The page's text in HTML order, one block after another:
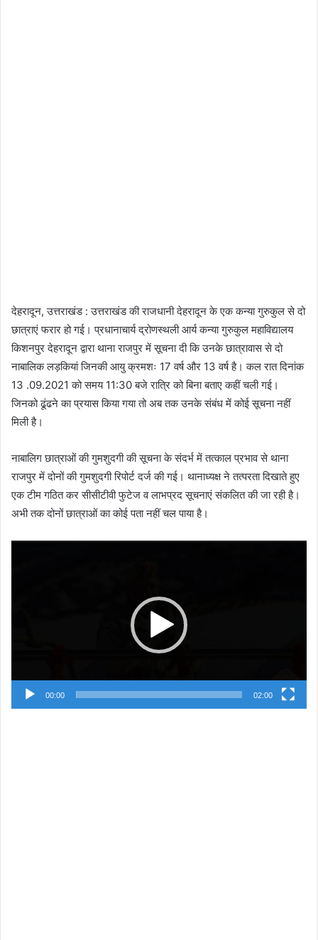
देहरादून, उत्तराखंड : उत्तराखंड की राजधानी देहरादून के एक कन्या गुरुकुल से दो
छात्राएं फरार हो गई। प्रधानाचार्य द्रोणस्थली आर्य कन्या गुरुकुल महाविद्यालय
किशनपुर देहरादून द्वारा थाना राजपुर में सूचना दी कि उनके छात्रावास से दो
नाबालिक लड़कियां जिनकी आयु क्रमशः 17 वर्ष और 13 वर्ष है। कल रात दिनांक
13 .09.2021 को समय 11:30 बजे रात्रि को बिना बताए कहीं चली गई।
जिनको ढूंढने का प्रयास किया गया तो अब तक उनके संबंध में कोई सूचना नहीं
मिली है।
नाबालिग छात्राओं की गुमशुदगी की सूचना के संदर्भ में तत्काल प्रभाव से थाना
राजपुर में दोनों की गुमशुदगी रिपोर्ट दर्ज की गई। थानाध्यक्ष ने तत्परता दिखाते हुए
एक टीम गठित कर सीसीटीवी फुटेज व लाभप्रद सूचनाएं संकलित की जा रही है।
अभी तक दोनों छात्राओं का कोई पता नहीं चल पाया है।
00:00 02:00